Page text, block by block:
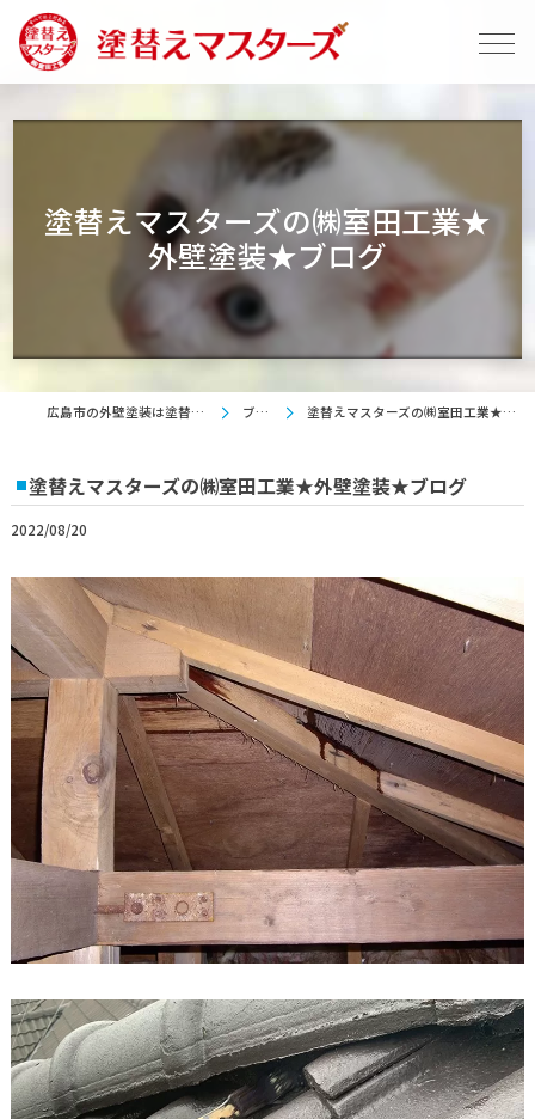
塗替えマスターズの㈱室田工業★
外壁塗装★ブログ
広島市の外壁塗装は塗替えマスターズ ブログ 塗替えマスターズの㈱室田工業★外壁塗装★ブログ
塗替えマスターズの㈱室田工業★外壁塗装★ブログ
2022/08/20